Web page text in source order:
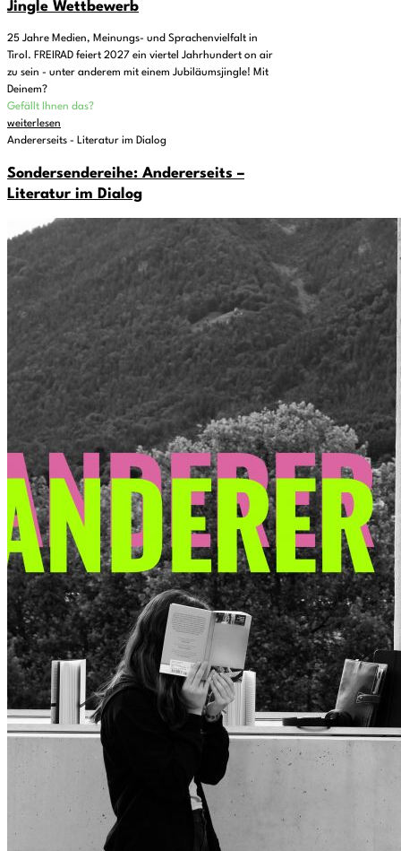
Jingle Wettbewerb
25 Jahre Medien, Meinungs- und Sprachenvielfalt in
Tirol. FREIRAD feiert 2027 ein viertel Jahrhundert on air
zu sein - unter anderem mit einem Jubiläumsjingle! Mit
Deinem?
Gefällt Ihnen das?
weiterlesen
Andererseits - Literatur im Dialog
Sondersendereihe: Andererseits –
Literatur im Dialog